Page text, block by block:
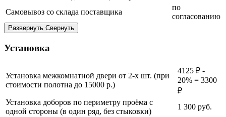
Самовывоз со склада поставщика
по
согласованию
Развернуть Свернуть
Установка
Установка межкомнатной двери от 2-х шт. (при
стоимости полотна до 15000 р.)
4125 ₽ -
20% = 3300
₽
Установка доборов по периметру проёма с
одной стороны (в один ряд, без стыковки)
1 300 руб.